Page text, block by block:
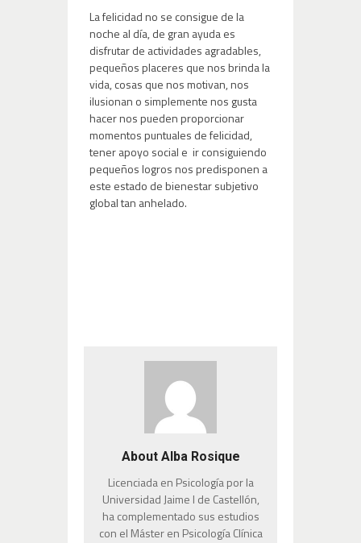
La felicidad no se consigue de la
noche al día, de gran ayuda es
disfrutar de actividades agradables,
pequeños placeres que nos brinda la
vida, cosas que nos motivan, nos
ilusionan o simplemente nos gusta
hacer nos pueden proporcionar
momentos puntuales de felicidad,
tener apoyo social e ir consiguiendo
pequeños logros nos predisponen a
este estado de bienestar subjetivo
global tan anhelado.
About Alba Rosique
Licenciada en Psicología por la
Universidad Jaime I de Castellón,
ha complementado sus estudios
con el Máster en Psicología Clínica